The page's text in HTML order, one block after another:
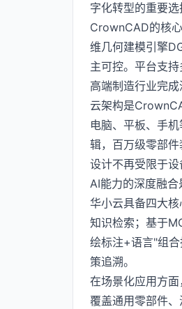
字化转型的重要选
CrownCAD的核
维几何建模引擎
主可控。平台支
高端制造行业完成
云架构是
电脑、平板、手
辑，百万级零部
设计不再受限于设
AI能力的深度融
华小云具备四大
知识检索；基于
绘标注+语言"组
策追溯。
在场景化应用方
覆盖通用零部件